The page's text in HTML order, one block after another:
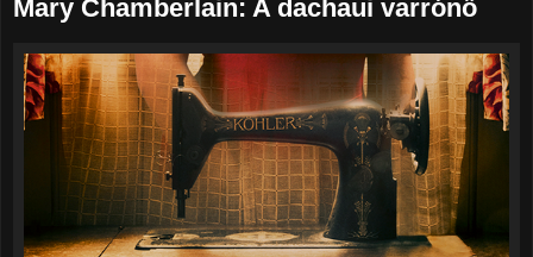
Mary Chamberlain: A dachaui varrónő